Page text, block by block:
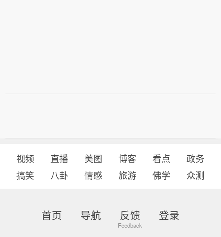
视频 直播 美图 博客 看点
政务
搞笑
八卦 情感 旅游 佛学 众测
首页 导航 反馈 登录